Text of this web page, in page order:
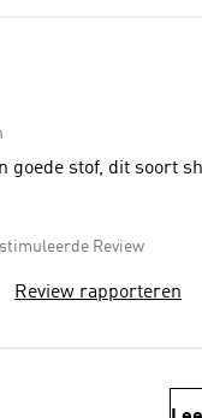
stof, dit soort
Review
Review rapporteren